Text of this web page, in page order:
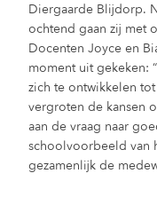
Diergaarde Blijdorp.
ochtend gaan zij met
Docenten Joyce en
moment uit gekeken:
zich te ontwikkelen
vergroten de kansen
aan de vraag naar
schoolvoorbeeld van
gezamenlijk de